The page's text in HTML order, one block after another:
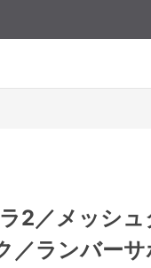
2／メッシュ
／ランバー